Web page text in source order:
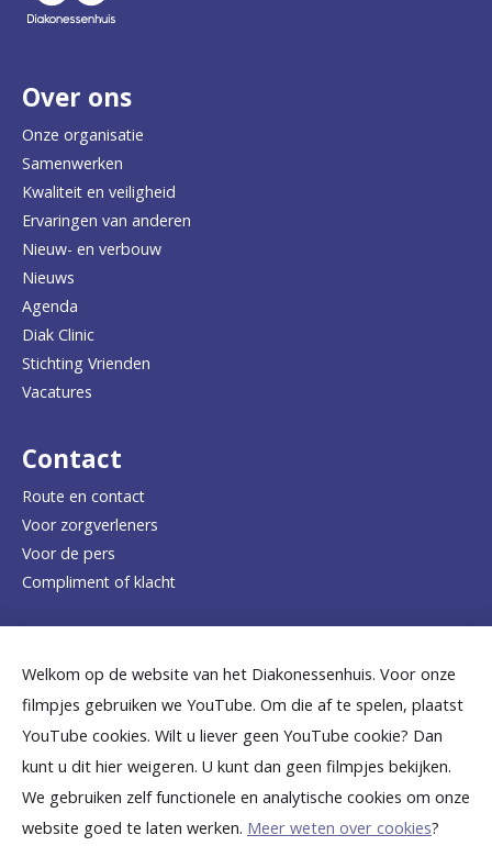
Welkom op de website van het Diakonessenhuis. Voor onze
filmpjes gebruiken we YouTube. Om die af te spelen, plaatst
YouTube cookies. Wilt u liever geen YouTube cookie? Dan
kunt u dit hier weigeren. U kunt dan geen filmpjes bekijken.
We gebruiken zelf functionele en analytische cookies om onze
website goed te laten werken. Meer weten over cookies?
e
t
e
r
u
g
n
a
a
d
e
h
o
p
a
g
e
Over ons
Onze organisatie
Samenwerken
Kwaliteit en veiligheid
Ervaringen van anderen
Nieuw- en verbouw
Nieuws
Agenda
Diak Clinic
Stichting Vrienden
Vacatures
Contact
Route en contact
Voor zorgverleners
Voor de pers
Compliment of klacht
Dicht bij jou
B
e
k
B
e
k
B
e
k
B
e
k
B
e
k